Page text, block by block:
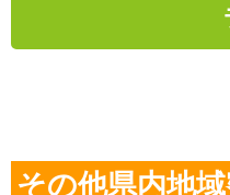
その他県内地